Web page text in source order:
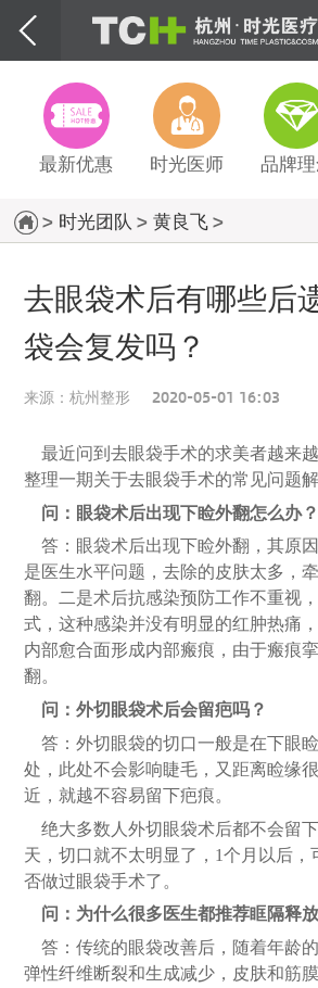
最新优惠 时光医师 品牌
> 时光团队 > 黄良飞>
去眼袋术后有哪些后
袋会复发吗？
来源：杭州整形 2020-05-01 16:03
最近问到去眼袋手术的求美者越来
整理一期关于去眼袋手术的常见问题解
问：眼袋术后出现下睑外翻怎么办？
答：眼袋术后出现下睑外翻，其原
是医生水平问题，去除的皮肤太多，
翻。二是术后抗感染预防工作不重视
式，这种感染并没有明显的红肿热痛
内部愈合面形成内部瘢痕，由于瘢痕
翻。
问：外切眼袋术后会留疤吗？
答：外切眼袋的切口一般是在下眼
处，此处不会影响睫毛，又距离睑缘
近，就越不容易留下疤痕。
绝大多数人外切眼袋术后都不会留
天，切口就不太明显了，1个月以后，
否做过眼袋手术了。
问：为什么很多医生都推荐眶隔释
答：传统的眼袋改善后，随着年龄
弹性纤维断裂和生成减少，皮肤和筋